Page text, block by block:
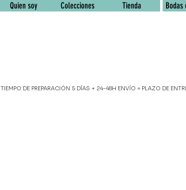
Colecciones Tienda
Quien soy
TIEMPO DE PREPARACIÓN 5 DÍAS + 24-48H ENVÍO = PLAZO DE